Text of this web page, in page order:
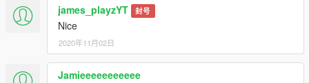
james_playzYT 封号
Nice
2020年11月02日
Jamieeeeeeeeeee